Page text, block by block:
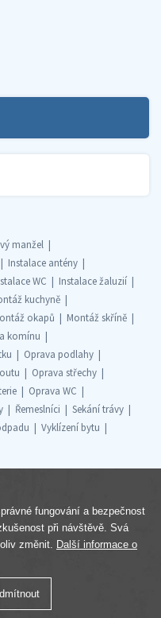
manžel
Instalace antény
WC
Instalace žaluzií
kuchyně
okapů
Montáž skříně
komínu
Oprava podlahy
Oprava střechy
Oprava WC
Řemeslníci
Sekání trávy
Vyklízení bytu
fungování a bezpečnost
při návštěvě. Svá
změnit. Další informace o